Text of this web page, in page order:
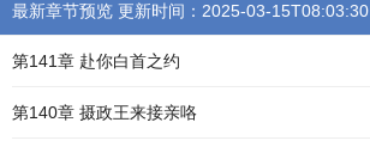
最新章节预览 更新时间：2025-03-15T08:03:30
第141章 赴你白首之约
第140章 摄政王来接亲咯